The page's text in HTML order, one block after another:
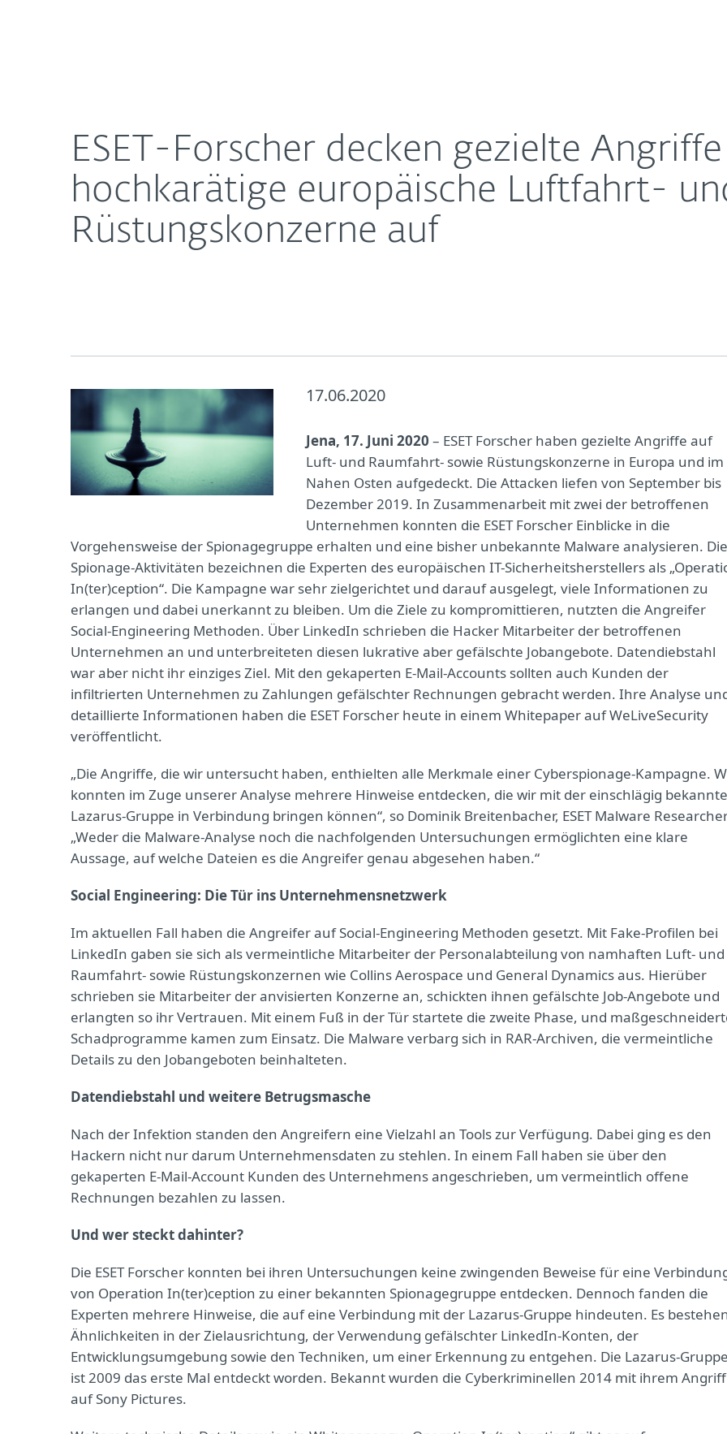
ESET-Forscher decken gezielte
hochkarätige europäische Luftfahrt-
Rüstungskonzerne auf
17.06.2020
Jena, 17. Juni 2020 – ESET Forscher haben gezielte Angriffe auf
Luft- und Raumfahrt- sowie Rüstungskonzerne in Europa und im
Nahen Osten aufgedeckt. Die Attacken liefen von September bis
Dezember 2019. In Zusammenarbeit mit zwei der betroffenen
Unternehmen konnten die ESET Forscher Einblicke in die
Vorgehensweise der Spionagegruppe erhalten und eine bisher unbekannte Malware analysieren. Die
Spionage-Aktivitäten bezeichnen die Experten des europäischen IT-Sicherheitsherstellers als
In(ter)ception“. Die Kampagne war sehr zielgerichtet und darauf ausgelegt, viele Informationen zu
erlangen und dabei unerkannt zu bleiben. Um die Ziele zu kompromittieren, nutzten die Angreifer
Social-Engineering Methoden. Über LinkedIn schrieben die Hacker Mitarbeiter der betroffenen
Unternehmen an und unterbreiteten diesen lukrative aber gefälschte Jobangebote. Datendiebstahl
war aber nicht ihr einziges Ziel. Mit den gekaperten E-Mail-Accounts sollten auch Kunden der
infiltrierten Unternehmen zu Zahlungen gefälschter Rechnungen gebracht werden. Ihre Analyse
detaillierte Informationen haben die ESET Forscher heute in einem Whitepaper auf WeLiveSecurity
veröffentlicht.
„Die Angriffe, die wir untersucht haben, enthielten alle Merkmale einer Cyberspionage-Kampagne.
konnten im Zuge unserer Analyse mehrere Hinweise entdecken, die wir mit der einschlägig
Lazarus-Gruppe in Verbindung bringen können“, so Dominik Breitenbacher, ESET Malware
„Weder die Malware-Analyse noch die nachfolgenden Untersuchungen ermöglichten eine klare
Aussage, auf welche Dateien es die Angreifer genau abgesehen haben.“
Social Engineering: Die Tür ins Unternehmensnetzwerk
Im aktuellen Fall haben die Angreifer auf Social-Engineering Methoden gesetzt. Mit Fake-Profilen bei
LinkedIn gaben sie sich als vermeintliche Mitarbeiter der Personalabteilung von namhaften Luft- und
Raumfahrt- sowie Rüstungskonzernen wie Collins Aerospace und General Dynamics aus. Hierüber
schrieben sie Mitarbeiter der anvisierten Konzerne an, schickten ihnen gefälschte Job-Angebote und
erlangten so ihr Vertrauen. Mit einem Fuß in der Tür startete die zweite Phase, und
Schadprogramme kamen zum Einsatz. Die Malware verbarg sich in RAR-Archiven, die vermeintliche
Details zu den Jobangeboten beinhalteten.
Datendiebstahl und weitere Betrugsmasche
Nach der Infektion standen den Angreifern eine Vielzahl an Tools zur Verfügung. Dabei ging es den
Hackern nicht nur darum Unternehmensdaten zu stehlen. In einem Fall haben sie über den
gekaperten E-Mail-Account Kunden des Unternehmens angeschrieben, um vermeintlich offene
Rechnungen bezahlen zu lassen.
Und wer steckt dahinter?
Die ESET Forscher konnten bei ihren Untersuchungen keine zwingenden Beweise für eine
von Operation In(ter)ception zu einer bekannten Spionagegruppe entdecken. Dennoch fanden die
Experten mehrere Hinweise, die auf eine Verbindung mit der Lazarus-Gruppe hindeuten. Es
Ähnlichkeiten in der Zielausrichtung, der Verwendung gefälschter LinkedIn-Konten, der
Entwicklungsumgebung sowie den Techniken, um einer Erkennung zu entgehen. Die Lazarus-Gruppe
ist 2009 das erste Mal entdeckt worden. Bekannt wurden die Cyberkriminellen 2014 mit ihrem Angriff
auf Sony Pictures.